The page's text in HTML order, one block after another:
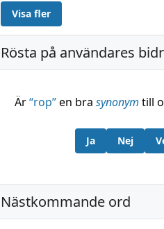
Visa fler
Rösta på användares
Är“rop”en bra synonym till
Ja Nej
Nästkommande ord